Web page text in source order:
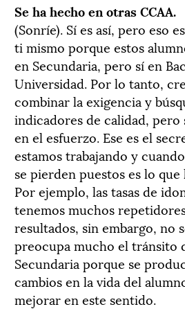
Se ha hecho en otras CCAA.
(Sonríe). Sí es así, pero eso
ti mismo porque estos
en Secundaria, pero sí en
Universidad. Por lo tanto,
combinar la exigencia y
indicadores de calidad, pero
en el esfuerzo. Ese es el
estamos trabajando y
se pierden puestos es lo que
Por ejemplo, las tasas de
tenemos muchos
resultados, sin embargo, no
preocupa mucho el tránsito
Secundaria porque se
cambios en la vida del
mejorar en este sentido.